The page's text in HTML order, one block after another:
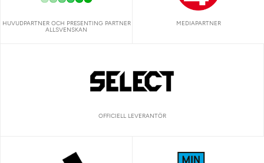
HUVUDPARTNER OCH PRESENTING PARTNER
ALLSVENSKAN
MEDIAPARTNER
OFFICIELL LEVERANTÖR